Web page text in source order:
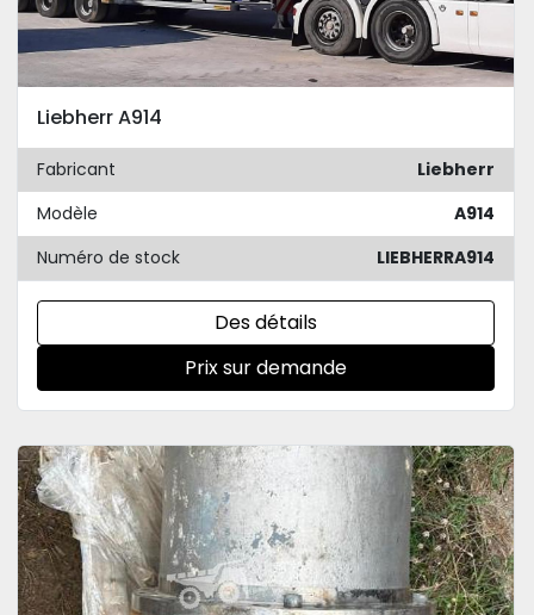
Liebherr A914
Fabricant
Liebherr
Modèle
A914
Numéro de stock
LIEBHERRA914
Des détails
Prix sur demande